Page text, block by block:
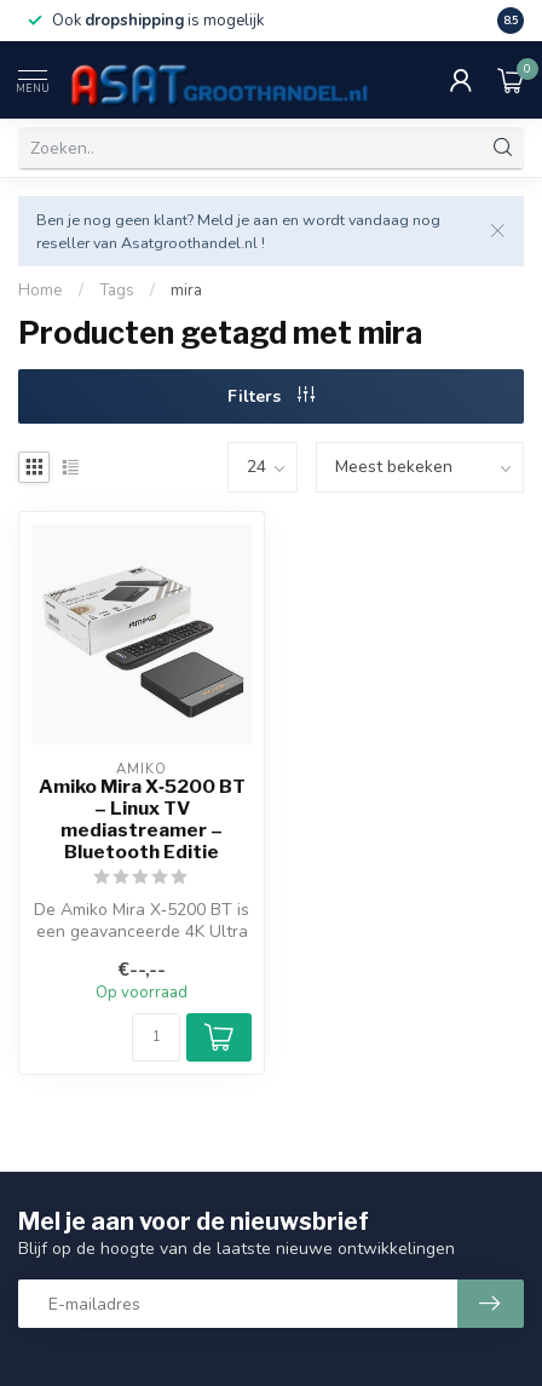
Ook dropshippingis mogelijk Veel
8.5
MENU
0
Ben je nog geen klant? Meld je aan en wordt vandaag nog
reseller van Asatgroothandel.nl !
Home / Tags / mira
Producten getagd met mira
Filters
AMIKO
Amiko Mira X‑5200 BT
– Linux TV
mediastreamer –
Bluetooth Editie
De Amiko Mira X‑5200 BT is
een geavanceerde 4K Ultra
draai...
€--,--
Op voorraad
Mel je aan voor de nieuwsbrief
Blijf op de hoogte van de laatste nieuwe ontwikkelingen